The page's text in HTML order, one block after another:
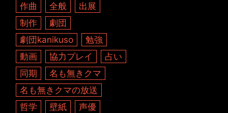
作曲
全般
出展
制作
劇団
劇団kanikuso
勉強
動画
協力プレイ
占い
同期
名も無きクマ
名も無きクマの放送
哲学
壁紙
声優